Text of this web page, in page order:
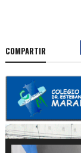
COMPARTIR